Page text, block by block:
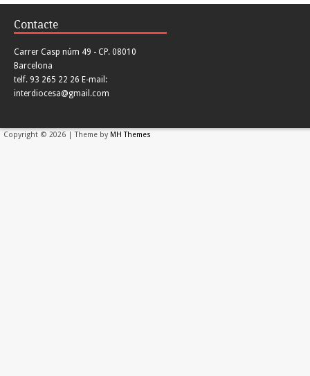
Contacte
Carrer Casp núm 49 - CP. 08010
Barcelona
telf. 93 265 22 26 E-mail:
interdiocesa@gmail.com
Copyright © 2026 | Theme by MH Themes